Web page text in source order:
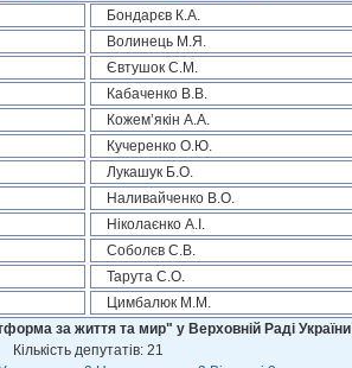
Бондарєв К.А.
Волинець М.Я.
Євтушок С.М.
Кабаченко В.В.
Кожем’якін А.А.
Кучеренко О.Ю.
Лукашук Б.О.
Наливайченко В.О.
Ніколаєнко А.І.
Соболєв С.В.
Тарута С.О.
Цимбалюк М.М.
за життя та мир" у Верховній Раді України
Кількість депутатів: 21